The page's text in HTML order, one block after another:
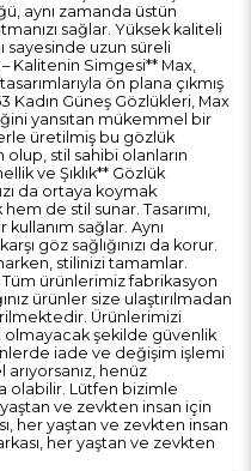
aynı zamanda üstün
sağlar. Yüksek kaliteli
sayesinde uzun süreli
Kalitenin Simgesi** Max,
ön plana çıkmış
Kadın Güneş Gözlükleri, Max
yansıtan mükemmel bir
üretilmiş bu gözlük
stil sahibi olanların
ve Şıklık** Gözlük
da ortaya koymak
de stil sunar. Tasarımı,
sağlar. Aynı
göz sağlığınızı da korur.
stilinizi tamamlar.
ürünlerimiz fabrikasyon
ürünler size ulaştırılmadan
Ürünlerimizi
şekilde güvenlik
iade ve değişim işlemi
henüz
olabilir. Lütfen bizimle
ve zevkten insan için
her yaştan ve zevkten insan
her yaştan ve zevkten